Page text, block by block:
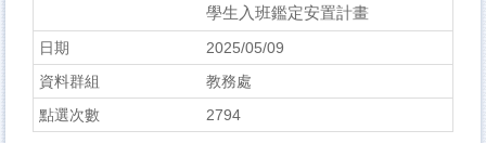
學生入班鑑定安置計畫
2025/05/09
教務處
2794